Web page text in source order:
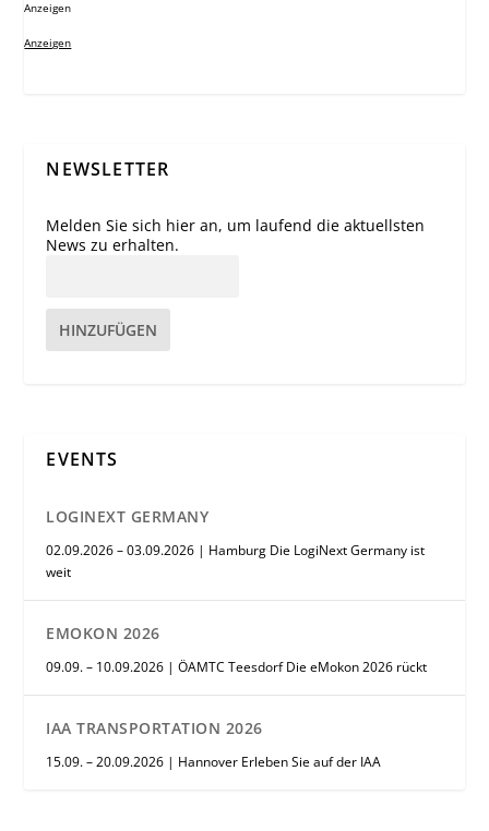
Anzeigen
Anzeigen
NEWSLETTER
Melden Sie sich hier an, um laufend die aktuellsten
News zu erhalten.
HINZUFÜGEN
EVENTS
LOGINEXT GERMANY
02.09.2026 – 03.09.2026 | Hamburg Die LogiNext Germany ist
weit
EMOKON 2026
09.09. – 10.09.2026 | ÖAMTC Teesdorf Die eMokon 2026 rückt
IAA TRANSPORTATION 2026
15.09. – 20.09.2026 | Hannover Erleben Sie auf der IAA